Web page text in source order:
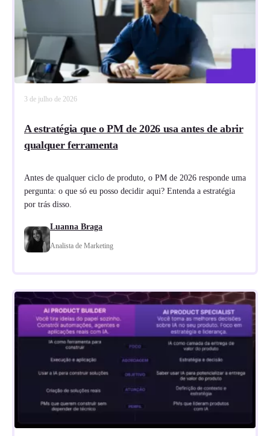
3 de julho de 2026
A estratégia que o PM de 2026 usa antes de abrir
qualquer ferramenta
Antes de qualquer ciclo de produto, o PM de 2026 responde uma
pergunta: o que só eu posso decidir aqui? Entenda a estratégia
por trás disso.
Luanna Braga
Analista de Marketing